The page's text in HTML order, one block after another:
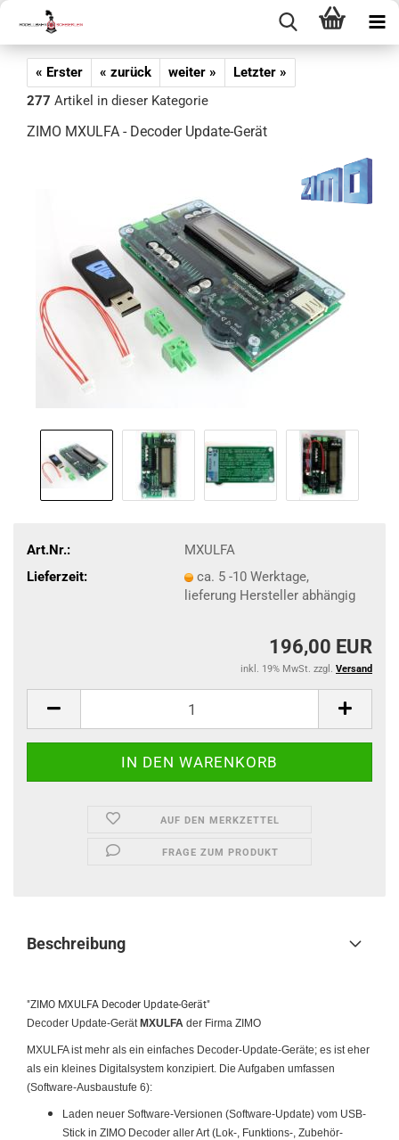
« Erster « zurück weiter »
Letzter »
277 Artikel in dieser Kategorie
ZIMO MXULFA - Decoder Update-Gerät
Art.Nr.:
MXULFA
Lieferzeit:
ca. 5 -10 Werktage,
lieferung Hersteller abhängig
196,00 EUR
inkl. 19% MwSt. zzgl. Versand
AUF DEN MERKZETTEL
FRAGE ZUM PRODUKT
Beschreibung
"ZIMO MXULFA Decoder Update-Gerät"
Decoder Update-Gerät MXULFA der Firma ZIMO
MXULFA ist mehr als ein einfaches Decoder-Update-Geräte; es ist eher
als ein kleines Digitalsystem konzipiert. Die Aufgaben umfassen
(Software-Ausbaustufe 6):
Laden neuer Software-Versionen (Software-Update) vom USB-
Stick in ZIMO Decoder aller Art (Lok-, Funktions-, Zubehör-